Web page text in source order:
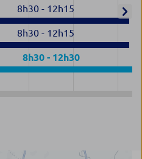
8h30- 12h15
8h30- 12h15
8h30- 12h30